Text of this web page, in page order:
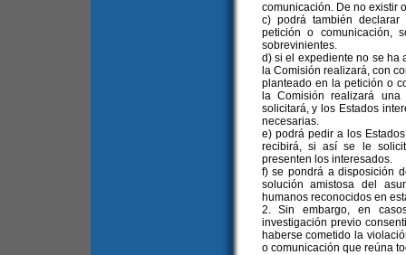
comunicación. De no existir
c) podrá también
petición o comunicación,
sobrevinientes.
d) si el expediente no se ha
la Comisión realizará, con
planteado en la petición o
la Comisión realizará
solicitará, y los Estados
necesarias.
e) podrá pedir a los
recibirá, si así se le
presenten los interesados.
f) se pondrá a disposición
solución amistosa del
humanos reconocidos en
2. Sin embargo, en
investigación previo
haberse cometido la
o comunicación que reúna